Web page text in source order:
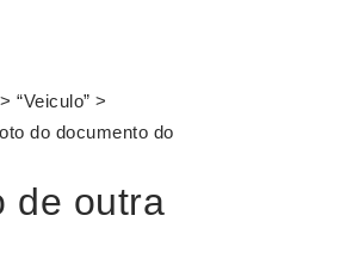
“Veiculo” >
do documento do
de outra